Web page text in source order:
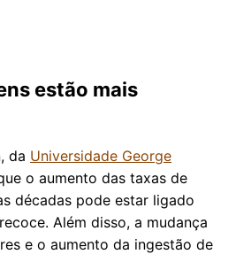
estão mais
da Universidade George
o aumento das taxas de
décadas pode estar ligado
Além disso, a mudança
e o aumento da ingestão de